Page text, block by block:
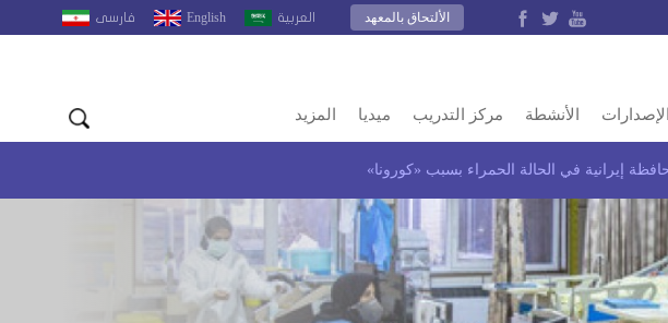
العربية English فارسى الألتحاق بالمعهد
الإصدارات الأنشطة مركز التدريب ميديا المزيد